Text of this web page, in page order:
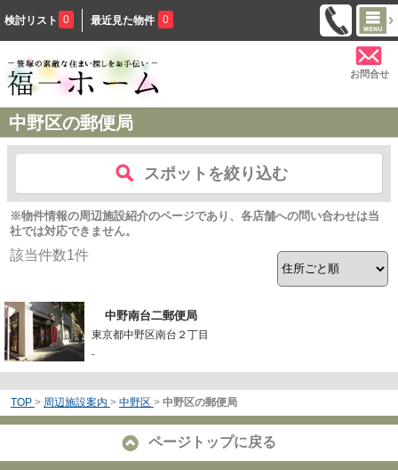
検討リスト 0 最近見た物件 0
お問合せ
中野区の郵便局
スポットを絞り込む
※物件情報の周辺施設紹介のページであり、各店舗への問い合わせは当
社では対応できません。
該当件数1件
中野南台二郵便局
東京都中野区南台２丁目
-
TOP > 周辺施設案内 > 中野区 > 中野区の郵便局
ページトップに戻る